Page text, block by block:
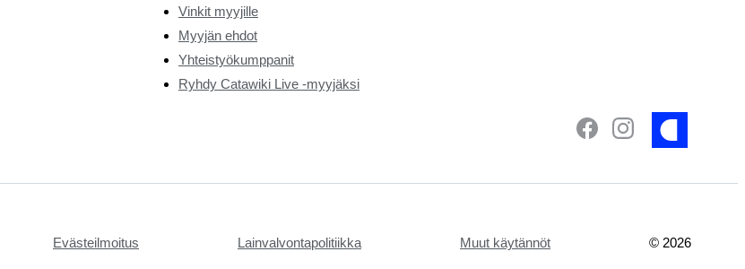
Vinkit myyjille
Myyjän ehdot
Yhteistyökumppanit
Ryhdy Catawiki Live -myyjäksi
Evästeilmoitus Lainvalvontapolitiikka Muut käytännöt © 2026